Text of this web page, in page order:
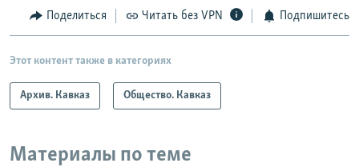
Поделиться Читать без VPN Подпишитесь
Этот контент также в категориях
Архив. Кавказ Общество. Кавказ
Материалы по теме